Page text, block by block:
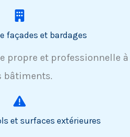
façades et bardages
propre et professionnelle à
bâtiments.
et surfaces extérieures